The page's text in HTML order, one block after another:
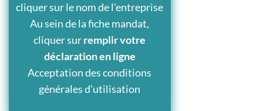
cliquer sur le nom de l'entreprise
Au sein de la fiche mandat,
cliquer surremplir votre
déclaration en ligne
Acceptation des conditions
générales d'utilisation